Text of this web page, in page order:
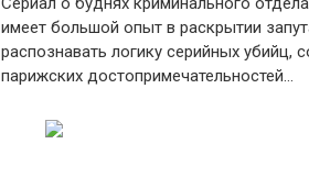
имеет большой опыт в раскрытии
распознавать логику серийных убийц,
парижских достопримечательностей…